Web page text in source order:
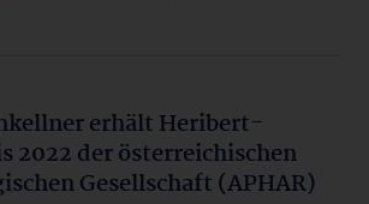
erhält Heribert-
2022 der österreichischen
Gesellschaft (APHAR)